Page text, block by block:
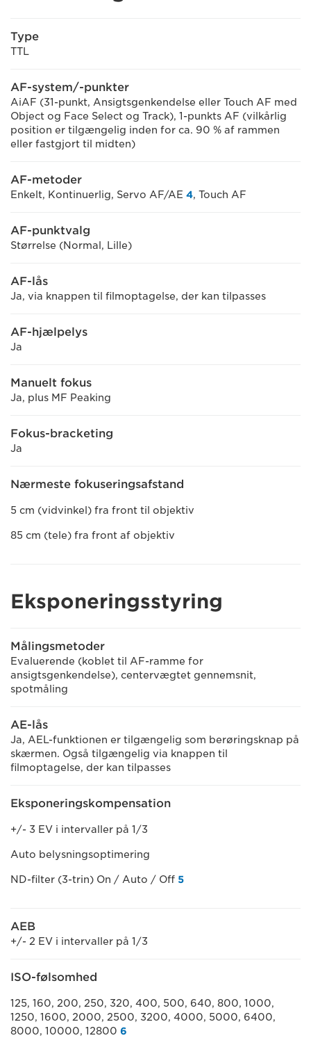
Type
TTL
AF-system/-punkter
AiAF (31-punkt, Ansigtsgenkendelse eller Touch AF med
Object og Face Select og Track), 1-punkts AF (vilkårlig
position er tilgængelig inden for ca. 90 % af rammen
eller fastgjort til midten)
AF-metoder
Enkelt, Kontinuerlig, Servo AF/AE 4, Touch AF
AF-punktvalg
Størrelse (Normal, Lille)
AF-lås
Ja, via knappen til filmoptagelse, der kan tilpasses
AF-hjælpelys
Ja
Manuelt fokus
Ja, plus MF Peaking
Fokus-bracketing
Ja
Nærmeste fokuseringsafstand
5 cm (vidvinkel) fra front til objektiv
85 cm (tele) fra front af objektiv
Eksponeringsstyring
Målingsmetoder
Evaluerende (koblet til AF-ramme for
ansigtsgenkendelse), centervægtet gennemsnit,
spotmåling
AE-lås
Ja, AEL-funktionen er tilgængelig som berøringsknap på
skærmen. Også tilgængelig via knappen til
filmoptagelse, der kan tilpasses
Eksponeringskompensation
+/- 3 EV i intervaller på 1/3
Auto belysningsoptimering
ND-filter (3-trin) On / Auto / Off 5
AEB
+/- 2 EV i intervaller på 1/3
ISO-følsomhed
125, 160, 200, 250, 320, 400, 500, 640, 800, 1000,
1250, 1600, 2000, 2500, 3200, 4000, 5000, 6400,
8000, 10000, 12800 6